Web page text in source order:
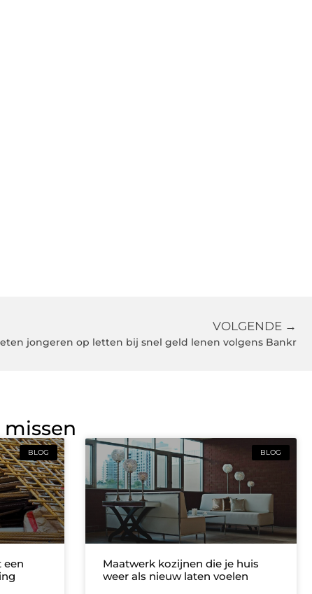
VOLGENDE →
jongeren op letten bij snel geld lenen volgens Bankr
BLOG
een
BLOG
Maatwerk kozijnen die je huis
weer als nieuw laten voelen